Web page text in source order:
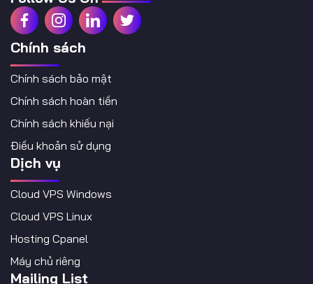
Chính sách
Chính sách bảo mật
Chính sách hoàn tiền
Chính sách khiếu nại
Điều khoản sử dụng
Dịch vụ
Cloud VPS Windows
Cloud VPS Linux
Hosting Cpanel
Máy chủ riêng
Mailing List